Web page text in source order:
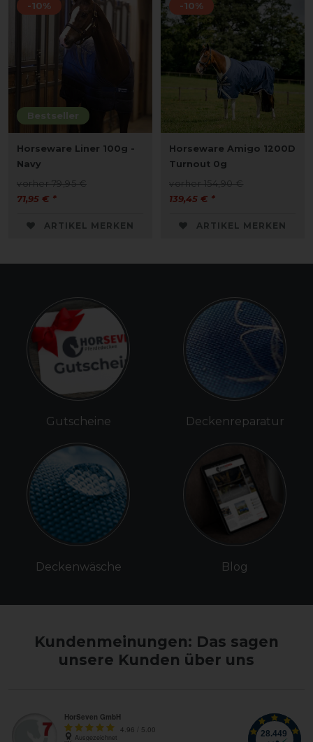
Bestseller
-10%
Horseware Liner 100g -
Navy
vorher 79,95 €
71,95 € *
ARTIKEL MERKEN
-10%
Horseware Amigo 1200D
Turnout 0g
vorher 154,90 €
139,45 € *
ARTIKEL MERKEN
Gutscheine
Deckenwäsche
Deckenreparatur
Blog
Kundenmeinungen: Das sagen
unsere Kunden über uns